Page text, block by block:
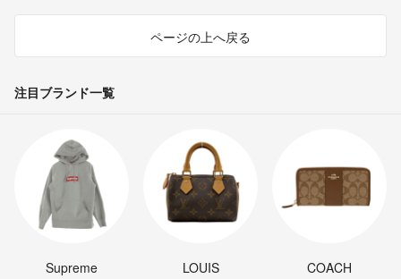
ページの上へ戻る
注目ブランド一覧
Supreme
LOUIS
COACH